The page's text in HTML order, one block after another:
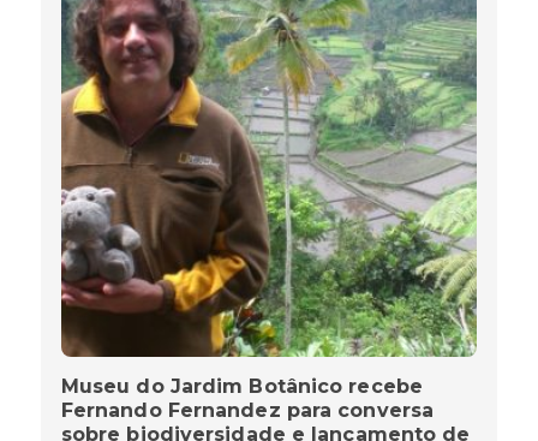
Museu do Jardim Botânico recebe
Fernando Fernandez para conversa
sobre biodiversidade e lançamento de